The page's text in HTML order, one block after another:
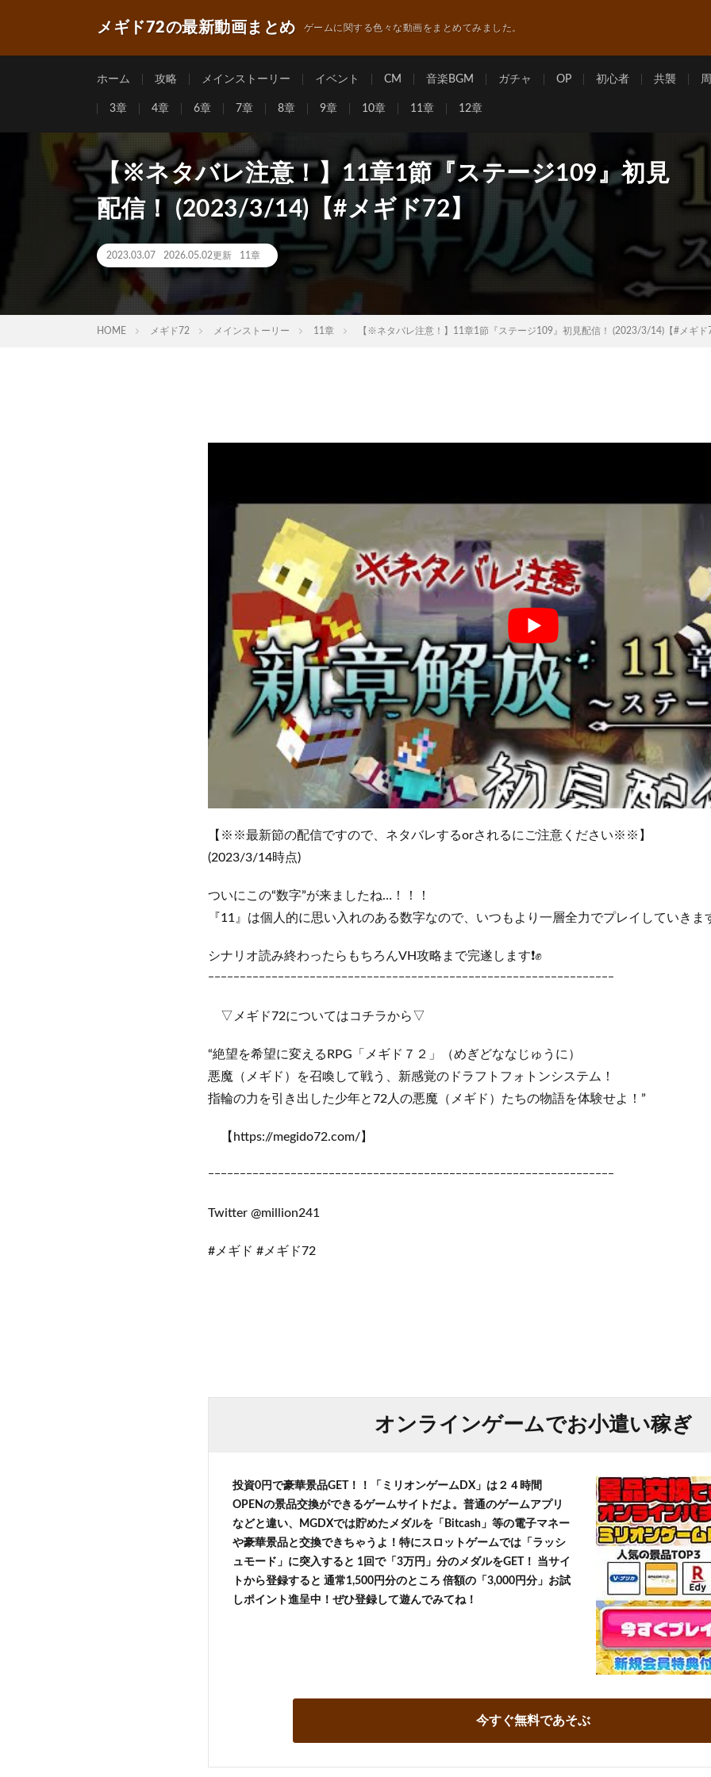
メギド72の最新動画まとめ ゲームに関する色々な動画をまとめてみました。
ホーム 攻略 メインストーリー イベント CM 音楽BGM ガチャ OP 初心者 共襲
3章 4章 6章 7章 8章 9章 10章 11章 12章
【※ネタバレ注意！】11章1節『ステージ109』初見
配信！ (2023/3/14)【#メギド72】
2023.03.07 2026.05.02更新 11章
HOME メギド72 メインストーリー 11章 【※ネタバレ注意！】11章1節『ステージ109』初見配信！ (2023/3/14)【#メギド
【※※最新節の配信ですので、ネタバレするorされるにご注意ください※※】
(2023/3/14時点)
ついにこの“数字”が来ましたね…！！！
『11』は個人的に思い入れのある数字なので、いつもより一層全力でプレイしていきます
シナリオ読み終わったらもちろんVH攻略まで完遂します❗✊
ｰｰｰｰｰｰｰｰｰｰｰｰｰｰｰｰｰｰｰｰｰｰｰｰｰｰｰｰｰｰｰｰｰｰｰｰｰｰｰｰｰｰｰｰｰｰｰｰｰｰｰｰｰｰｰｰｰｰｰｰｰｰｰｰ
▽メギド72についてはコチラから▽
“絶望を希望に変えるRPG「メギド７２」（めぎどななじゅうに）
悪魔（メギド）を召喚して戦う、新感覚のドラフトフォトンシステム！
指輪の力を引き出した少年と72人の悪魔（メギド）たちの物語を体験せよ！”
【https://megido72.com/】
ｰｰｰｰｰｰｰｰｰｰｰｰｰｰｰｰｰｰｰｰｰｰｰｰｰｰｰｰｰｰｰｰｰｰｰｰｰｰｰｰｰｰｰｰｰｰｰｰｰｰｰｰｰｰｰｰｰｰｰｰｰｰｰｰ
Twitter @million241
#メギド #メギド72
オンラインゲームでお小遣い稼ぎ
投資0円で豪華景品GET！！「ミリオンゲームDX」は２４時間
OPENの景品交換ができるゲームサイトだよ。普通のゲームアプリ
などと違い、MGDXでは貯めたメダルを「Bitcash」等の電子マネー
や豪華景品と交換できちゃうよ！特にスロットゲームでは「ラッシ
ュモード」に突入すると 1回で「3万円」分のメダルをGET！ 当サイ
トから登録すると 通常1,500円分のところ 倍額の「3,000円分」お試
しポイント進呈中！ぜひ登録して遊んでみてね！
今すぐ無料であそぶ